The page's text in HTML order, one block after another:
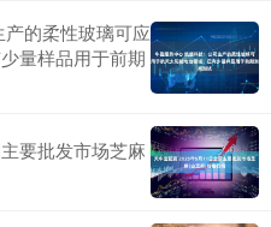
的柔性玻璃可应
量样品用于前期
要批发市场芝麻